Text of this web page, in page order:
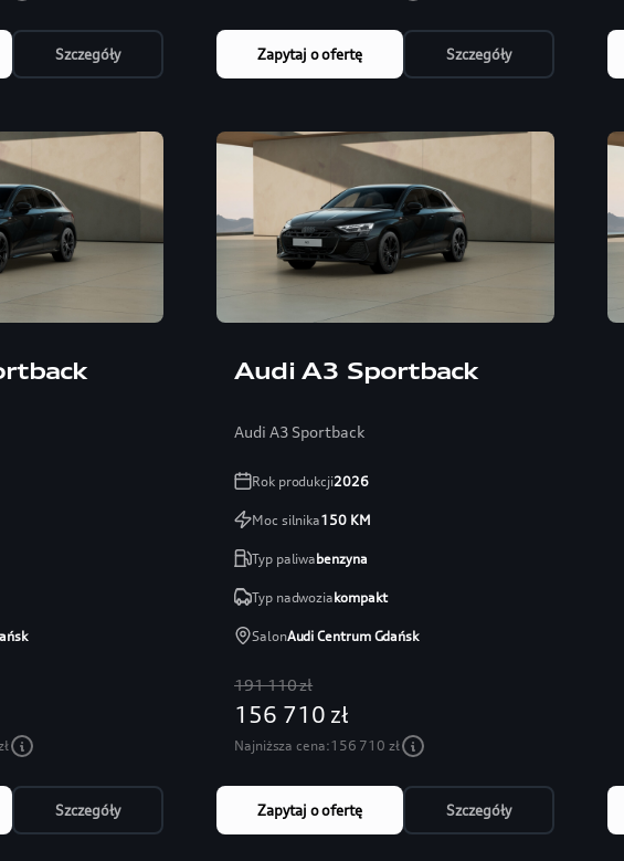
Szczegóły Zapytaj o ofertę Szczegóły
Szczegóły
Audi A3 Sportback
Audi A3 Sportback
Rok produkcji2026
Moc silnika150KM
Typ paliwabenzyna
Typ nadwoziakompakt
SalonAudi Centrum Gdańsk
191 110 zł
156 710 zł
Najniższa cena:156 710 zł
Zapytaj o ofertę Szczegóły